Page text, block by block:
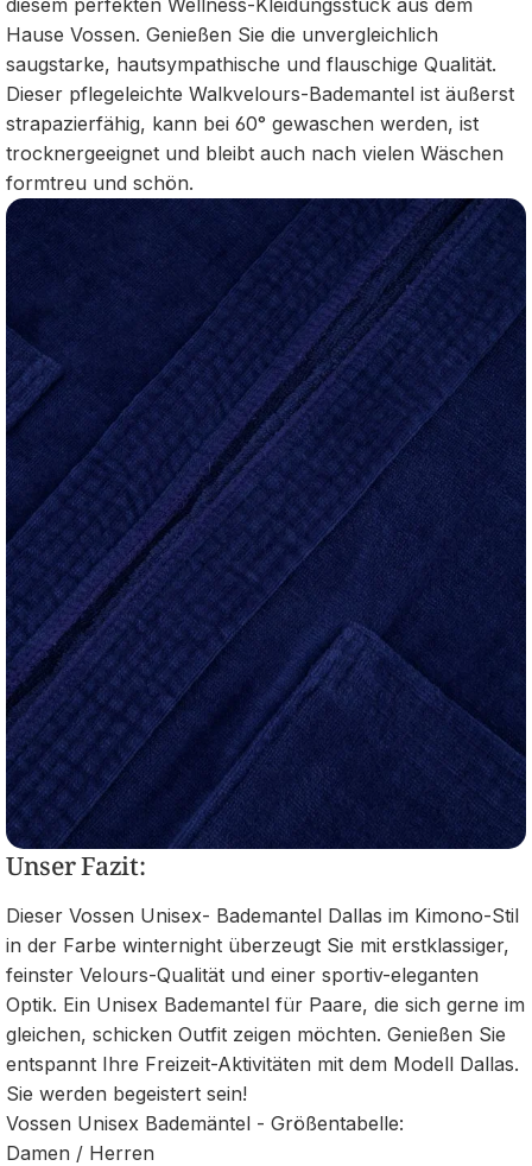
diesem perfekten Wellness-Kleidungsstück aus dem
Hause Vossen. Genießen Sie die unvergleichlich
saugstarke, hautsympathische und flauschige Qualität.
Dieser pflegeleichte Walkvelours-Bademantel ist äußerst
strapazierfähig, kann bei 60° gewaschen werden, ist
trocknergeeignet und bleibt auch nach vielen Wäschen
formtreu und schön.
Unser Fazit:
Dieser Vossen Unisex- Bademantel Dallas im Kimono-Stil
in der Farbe winternight überzeugt Sie mit erstklassiger,
feinster Velours-Qualität und einer sportiv-eleganten
Optik. Ein Unisex Bademantel für Paare, die sich gerne im
gleichen, schicken Outfit zeigen möchten. Genießen Sie
entspannt Ihre Freizeit-Aktivitäten mit dem Modell Dallas.
Sie werden begeistert sein!
Vossen Unisex Bademäntel - Größentabelle:
Damen / Herren